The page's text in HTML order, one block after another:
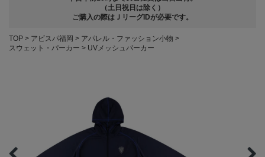
（土日祝日は除く）
ご購入の際はＪリーグIDが必要です。
TOP アビスパ福岡
アパレル・ファッション小物
スウェット・パーカー
UVメッシュパーカー